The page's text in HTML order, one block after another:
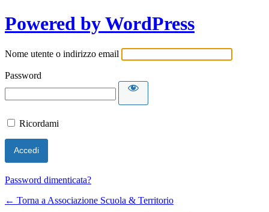
Powered by WordPress
Nome utente o indirizzo email
Password
Ricordami
Password dimenticata?
← Torna a Associazione Scuola & Territorio